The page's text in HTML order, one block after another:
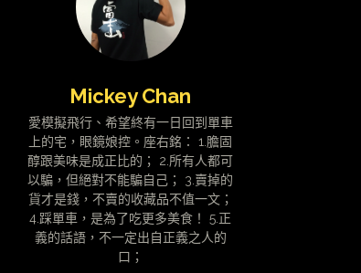
Mickey Chan
愛模擬飛行、希望終有一日回到單車
上的宅，眼鏡娘控。座右銘： 1.膽固
醇跟美味是成正比的； 2.所有人都可
以騙，但絕對不能騙自己； 3.賣掉的
貨才是錢，不賣的收藏品不值一文；
4.踩單車，是為了吃更多美食！ 5.正
義的話語，不一定出自正義之人的
口；